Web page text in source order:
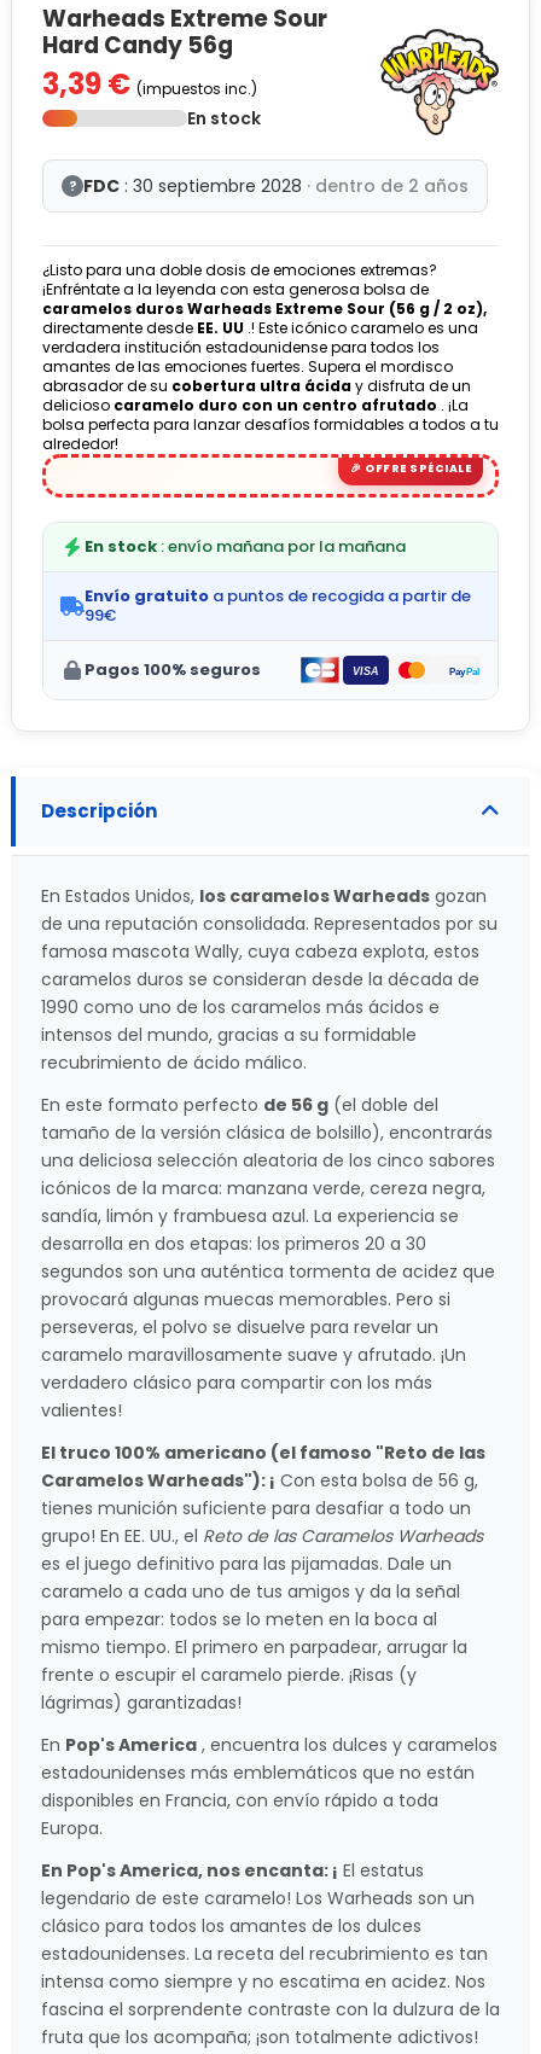
Warheads Extreme Sour
Hard Candy 56g
3,39 € (impuestos inc.)
En stock
? FDC : 30 septiembre 2028 · dentro de 2 años
¿Listo para una doble dosis de emociones extremas?
¡Enfréntate a la leyenda con esta generosa bolsa de
caramelos duros Warheads Extreme Sour (56 g / 2 oz),
directamente desde EE. UU .! Este icónico caramelo es una
verdadera institución estadounidense para todos los
amantes de las emociones fuertes. Supera el mordisco
abrasador de su cobertura ultra áciday disfruta de un
delicioso caramelo duro con un centro afrutado . ¡La
bolsa perfecta para lanzar desafíos formidables a todos a tu
alrededor!
En stock : envío mañana por la mañana
Envío gratuito a puntos de recogida a partir de
99€
Pagos 100% seguros
Descripción
En Estados Unidos, los caramelos Warheads gozan
de una reputación consolidada. Representados por su
famosa mascota Wally, cuya cabeza explota, estos
caramelos duros se consideran desde la década de
1990 como uno de los caramelos más ácidos e
intensos del mundo, gracias a su formidable
recubrimiento de ácido málico.
En este formato perfecto de 56 g (el doble del
tamaño de la versión clásica de bolsillo), encontrarás
una deliciosa selección aleatoria de los cinco sabores
icónicos de la marca: manzana verde, cereza negra,
sandía, limón y frambuesa azul. La experiencia se
desarrolla en dos etapas: los primeros 20 a 30
segundos son una auténtica tormenta de acidez que
provocará algunas muecas memorables. Pero si
perseveras, el polvo se disuelve para revelar un
caramelo maravillosamente suave y afrutado. ¡Un
verdadero clásico para compartir con los más
valientes!
El truco 100% americano (el famoso "Reto de las
Caramelos Warheads"): ¡ Con esta bolsa de 56 g,
tienes munición suficiente para desafiar a todo un
grupo! En EE. UU., el Reto de las Caramelos Warheads
es el juego definitivo para las pijamadas. Dale un
caramelo a cada uno de tus amigos y da la señal
para empezar: todos se lo meten en la boca al
mismo tiempo. El primero en parpadear, arrugar la
frente o escupir el caramelo pierde. ¡Risas (y
lágrimas) garantizadas!
En Pop's America , encuentra los dulces y caramelos
estadounidenses más emblemáticos que no están
disponibles en Francia, con envío rápido a toda
Europa.
En Pop's America, nos encanta: ¡ El estatus
legendario de este caramelo! Los Warheads son un
clásico para todos los amantes de los dulces
estadounidenses. La receta del recubrimiento es tan
intensa como siempre y no escatima en acidez. Nos
fascina el sorprendente contraste con la dulzura de la
fruta que los acompaña; ¡son totalmente adictivos!